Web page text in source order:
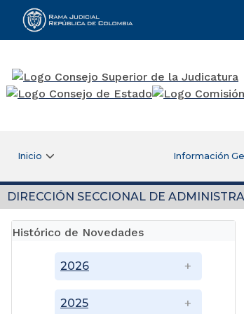
Rama Judicial
Inicio Información
DIRECCIÓN SECCIONAL DE
Histórico de Novedades
2025
2026